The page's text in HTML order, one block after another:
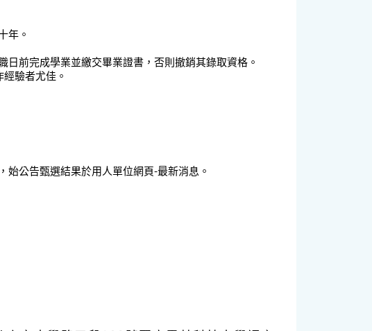
年。
日前完成學業並繳交畢業證書，否則撤銷其錄取資格。
驗者尤佳。
公告甄選結果於用人單位網頁-最新消息。